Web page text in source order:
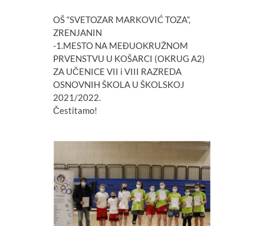
OŠ “SVETOZAR MARKOVIĆ TOZA”,
ZRENJANIN
-1.MESTO NA MEĐUOKRUŽNOM
PRVENSTVU U KOŠARCI (OKRUG A2)
ZA UČENICE VII i VIII RAZREDA
OSNOVNIH ŠKOLA U ŠKOLSKOJ
2021/2022.
Čestitamo!